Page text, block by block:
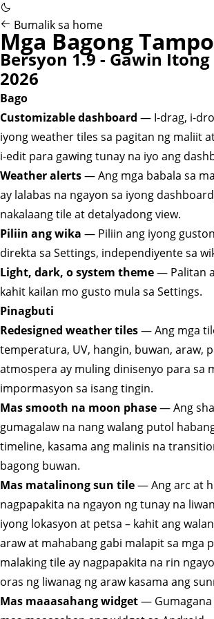
Bumalik sa home
Mga Bagong
Bersyon 1.9 - Gawin Itong
2026
Bago
Customizable dashboard — I-drag, i-
iyong weather tiles sa pagitan ng maliit
i-edit para gawing tunay na iyo ang
Weather alerts— Ang mga babala sa
ay lalabas na ngayon sa iyong
nakalaang tile at detalyadong view.
Piliin ang wika — Piliin ang iyong
direkta sa Settings, independiyente sa
Light, dark, o system theme— Palitan
kahit kailan mo gusto mula sa Settings.
Pinagbuti
Redesigned weather tiles— Ang mga
temperatura, UV, hangin, buwan, araw,
atmospera ay muling dinisenyo para sa
impormasyon sa isang tingin.
Mas smooth na moon phase— Ang
gumagalaw na nang walang putol
timeline, kasama ang malinis na
bagong buwan.
Mas matalinong sun tile— Ang arc at
nagpapakita na ngayon ng tunay na
iyong lokasyon at petsa – kahit ang
araw at mahabang gabi malapit sa mga
malaking tile ay nagpapakita na rin
oras ng liwanag ng araw kasama ang
Mas maaasahang widget— Gumagana